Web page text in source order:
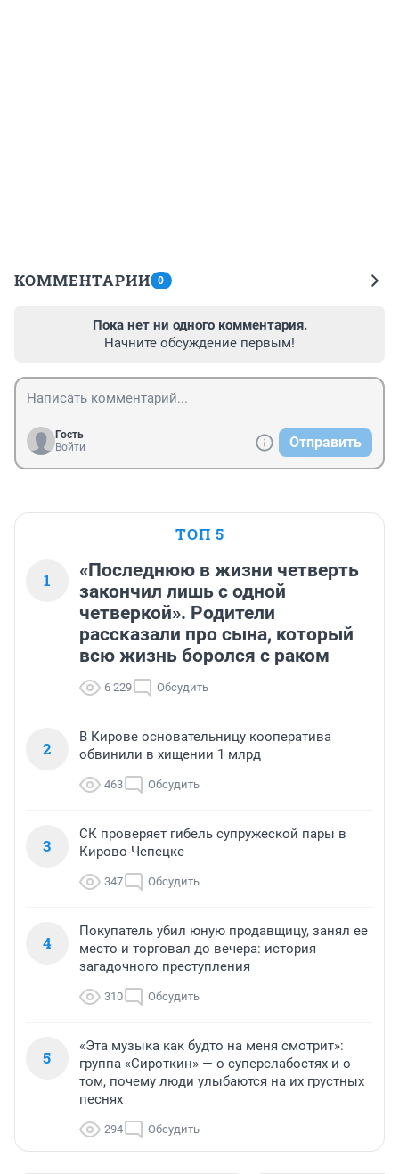
КОММЕНТАРИИ 0
Пока нет ни одного комментария.
Начните обсуждение первым!
Гость
Войти
Отправить
ТОП 5
1
«Последнюю в жизни четверть
закончил лишь с одной
четверкой». Родители
рассказали про сына, который
всю жизнь боролся с раком
6 229 Обсудить
2
В Кирове основательницу кооператива
обвинили в хищении 1 млрд
463 Обсудить
3
СК проверяет гибель супружеской пары в
Кирово-Чепецке
347 Обсудить
4
Покупатель убил юную продавщицу, занял ее
место и торговал до вечера: история
загадочного преступления
310 Обсудить
5
«Эта музыка как будто на меня смотрит»:
группа «Сироткин» — о суперслабостях и о
том, почему люди улыбаются на их грустных
песнях
294 Обсудить